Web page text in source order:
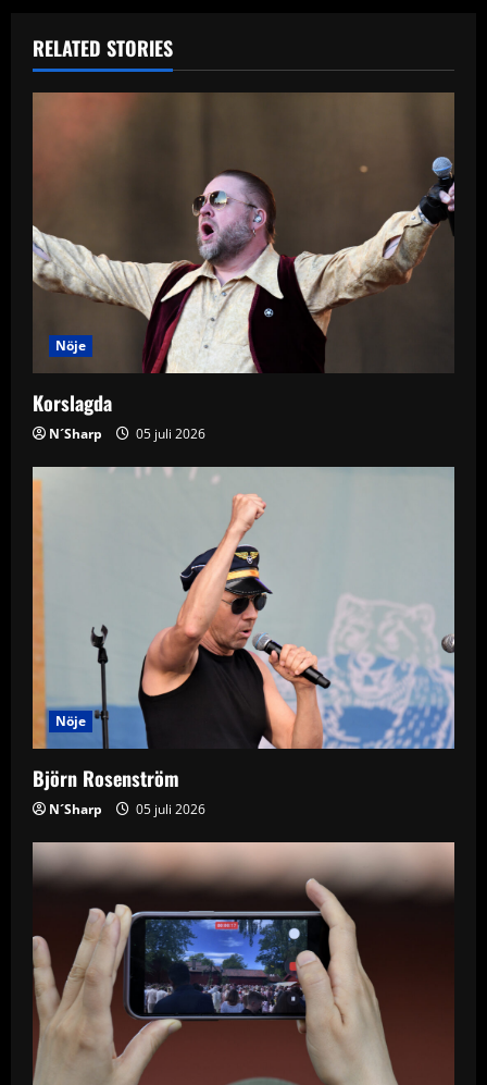
a
a
t
o
n
RELATED STORIES
Nöje
Korslagda
N´Sharp 05 juli 2026
Nöje
Björn Rosenström
N´Sharp 05 juli 2026